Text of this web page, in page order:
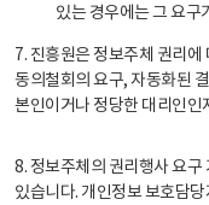
있는 경우에는 그 요구
7. 진흥원은 정보주체 권리에
동의철회의 요구, 자동화된
본인이거나 정당한 대리인인
8. 정보주체의 권리행사 요구
있습니다. 개인정보 보호담